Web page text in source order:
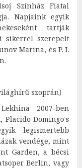
Színház Fiatal
Napjaink egyik
tartják
sikerrel szerepelt
Marina, és P. I.
szoprán)
2007-ben
Placido Domingo's
legismertebb
vendége, mint
Garden, a bécsi
Berlin, vagy